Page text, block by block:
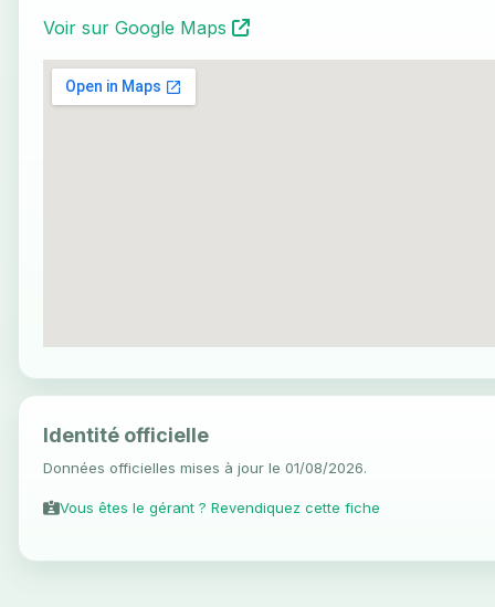
Voir sur Google Maps
Identité officielle
Données officielles mises à jour le 01/08/2026.
Vous êtes le gérant ? Revendiquez cette fiche